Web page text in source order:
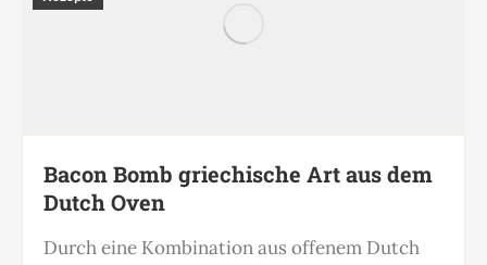
Bacon Bomb griechische Art aus dem
Dutch Oven
Durch eine Kombination aus offenem Dutch